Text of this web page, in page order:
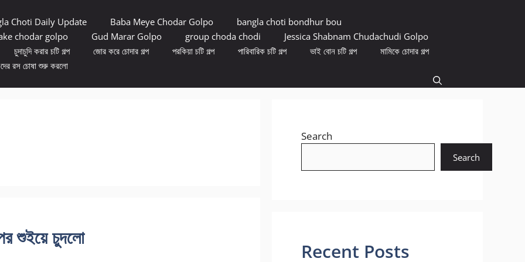
Choti Daily Update Baba Meye Chodar Golpo
bangla choti bondhur bou
chodar golpo Gud Marar Golpo group choda chodi
Jessica Shabnam Chudachudi Golpo
চুদাচুদি করার চটি গল্প জোর করে চোদার গল্প পরকিয়া চটি গল্প পারিবারিক চটি গল্প ভাই বোন চটি গল্প
মামিকে চোদার গল্প
রস চোষা শুরু করলো
শুইয়ে চুদলো
Search
Search
Recent Posts